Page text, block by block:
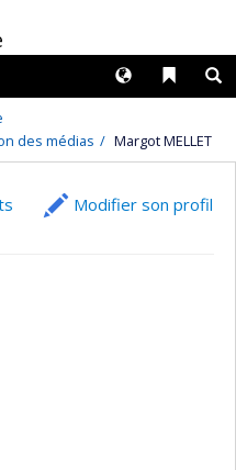
Liens
Langues
des médias
Margot MELLET
Modifier son profil